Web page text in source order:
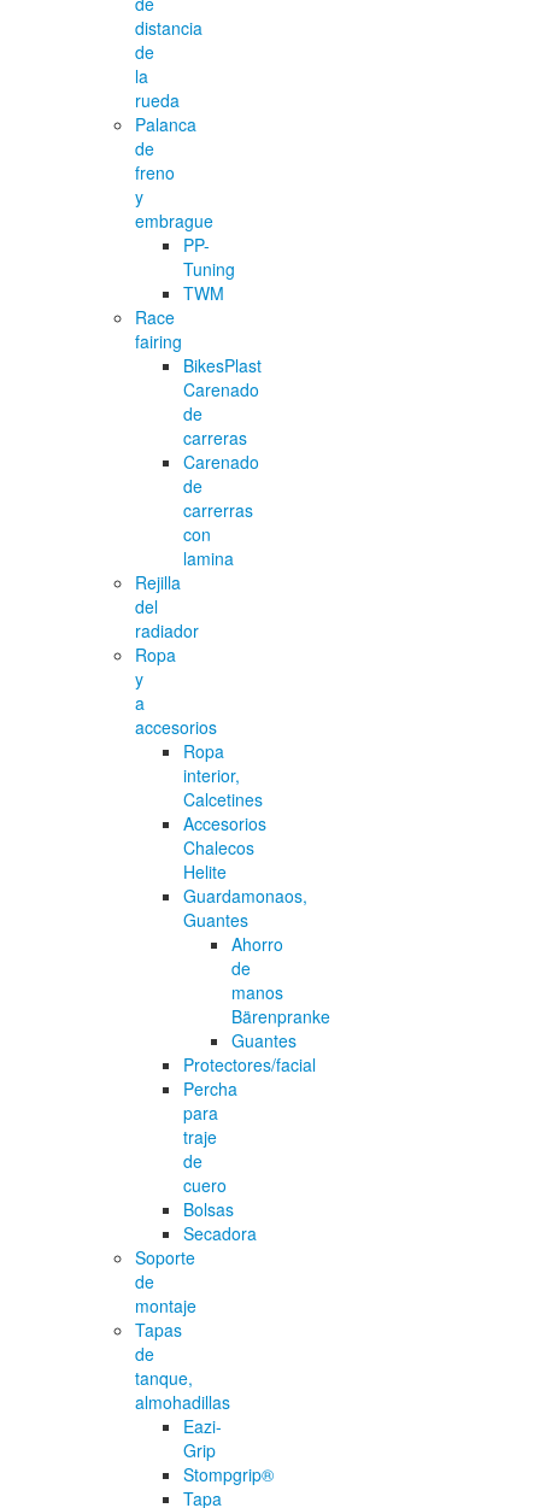
distancia
de
la
rueda
Palanca
de
freno
y
embrague
PP-
Tuning
TWM
Race
fairing
BikesPlast
Carenado
de
carreras
Carenado
de
carrerras
con
lamina
Rejilla
del
radiador
Ropa
y
a
accesorios
Ropa
interior,
Calcetines
Accesorios
Chalecos
Helite
Guardamonaos,
Guantes
Ahorro
de
manos
Bärenpranke
Guantes
Protectores/facial
Percha
para
traje
de
cuero
Bolsas
Secadora
Soporte
de
montaje
Tapas
de
tanque,
almohadillas
Eazi-
Grip
Stompgrip®
Tapa